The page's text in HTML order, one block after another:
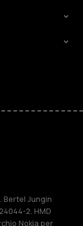
Bertel Jungin
2. HMD
Nokia per